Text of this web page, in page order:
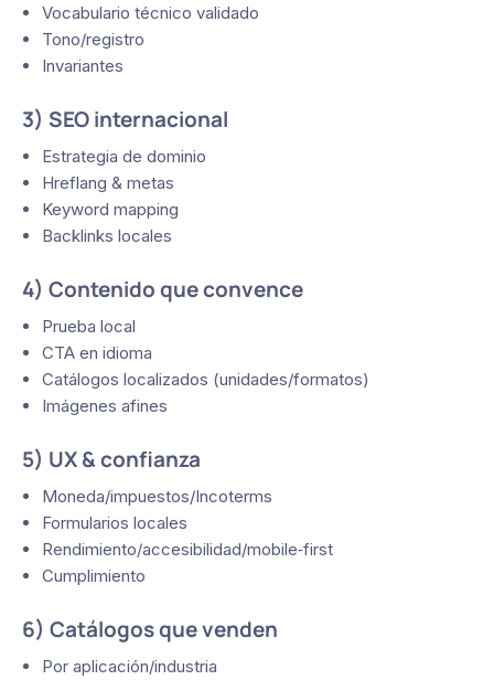
Vocabulario técnico validado
Tono/registro
Invariantes
3) SEO internacional
Estrategia de dominio
Hreflang & metas
Keyword mapping
Backlinks locales
4) Contenido que convence
Prueba local
CTA en idioma
Catálogos localizados (unidades/formatos)
Imágenes afines
5) UX & confianza
Moneda/impuestos/Incoterms
Formularios locales
Rendimiento/accesibilidad/mobile‑first
Cumplimiento
6) Catálogos que venden
Por aplicación/industria